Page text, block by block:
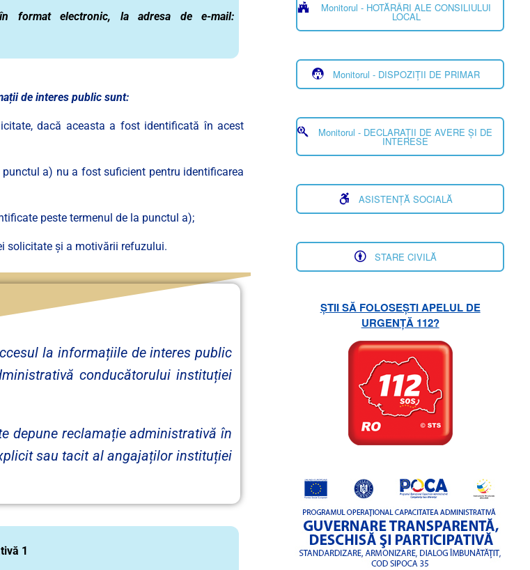
format electronic, la adresa de e-mail:
de interes public sunt:
dacă aceasta a fost identificată în acest
a) nu a fost suficient pentru identificarea
peste termenul de la punctul a);
solicitate și a motivării refuzului.
la informațiile de interes public
conducătorului instituției
depune reclamație administrativă în
sau tacit al angajaților instituției
1
Monitorul - HOTĂRÂRI ALE CONSILIULUI
LOCAL
Monitorul - DISPOZIȚII DE PRIMAR
Monitorul - DECLARAȚII DE AVERE ȘI DE
INTERESE
ASISTENȚĂ SOCIALĂ
STARE CIVILĂ
ȘTII SĂ FOLOSEȘTI APELUL DE
URGENȚĂ 112?